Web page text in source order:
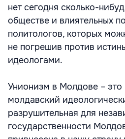
нет сегодня сколько-
обществе и влиятельных
политологов, которых
не погрешив против
идеологами.
Унионизм в Молдове – это
молдавский
разрушительная для
государственности